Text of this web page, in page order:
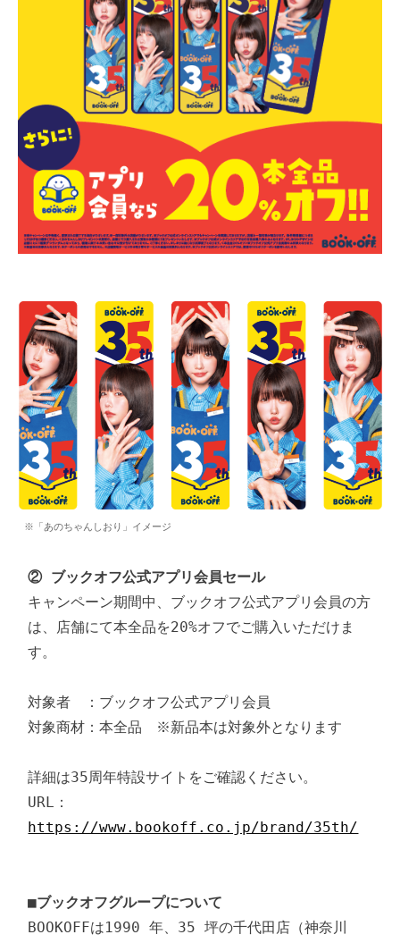
※「あのちゃんしおり」イメージ
② ブックオフ公式アプリ会員セール
キャンペーン期間中、ブックオフ公式アプリ会員の方
は、店舗にて本全品を20%オフでご購入いただけま
す。
対象者　：ブックオフ公式アプリ会員
対象商材：本全品　※新品本は対象外となります
詳細は35周年特設サイトをご確認ください。
URL：
https://www.bookoff.co.jp/brand/35th/
■ブックオフグループについて
BOOKOFFは1990 年、35 坪の千代田店（神奈川